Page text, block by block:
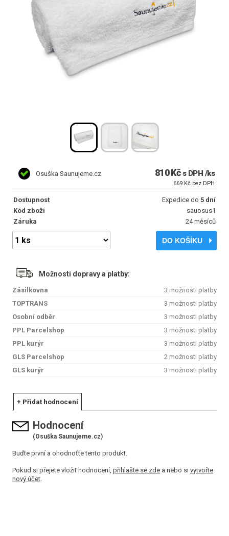
Osuška Saunujeme.cz 810 Kč s DPH /ks
669 Kč bez DPH
Dostupnost Expedice do 5 dní
Kód zboží
sauosus1
Záruka
24 měsíců
DO KOŠÍKU
Možnosti dopravy a platby:
Zásilkovna
3 možnosti platby
TOPTRANS
3 možnosti platby
Osobní odběr
3 možnosti platby
PPL Parcelshop
3 možnosti platby
PPL kurýr
3 možnosti platby
GLS Parcelshop
2 možnosti platby
GLS kurýr
3 možnosti platby
+ Přidat hodnocení
Hodnocení
(Osuška Saunujeme.cz)
Buďte první a ohodnoťte tento produkt.
Pokud si přejete vložit hodnocení, přihlašte se zde a nebo si vytvořte
nový účet.